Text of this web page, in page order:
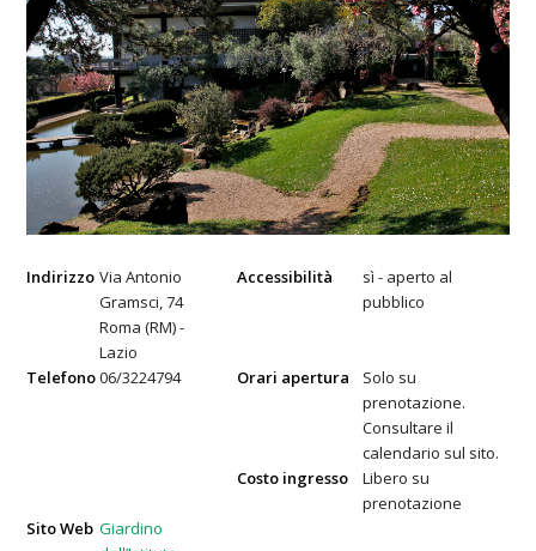
Indirizzo Via Antonio
Gramsci, 74
Roma (RM) -
Lazio
Accessibilità
sì - aperto al
pubblico
Telefono06/3224794 Orari apertura
Solo su
prenotazione.
Consultare il
calendario sul sito.
Costo ingresso
Libero su
prenotazione
Sito Web Giardino